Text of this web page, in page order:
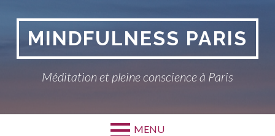
contenuMINDFULNESS PARIS
Méditation et pleine conscience à Paris
MENU